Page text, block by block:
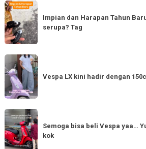
Impian
dan
Harapan
Tahun
Baru
Punya
bestie
yang
Tag
Impian dan Harapan Tahun
serupa? Tag
Vespa
LX
kini
hadir
dengan
150cc
tiba
di
Vespa LX kini hadir dengan
Semoga
bisa
beli
Semoga bisa beli Vespa yaa…
kok